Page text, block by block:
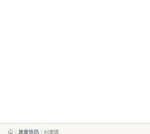
旅遊快訊 AI樂園